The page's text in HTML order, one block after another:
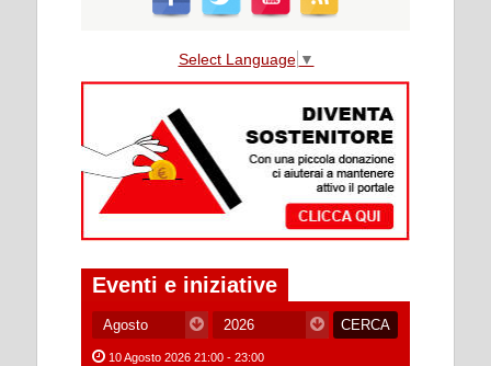
Select Language ▼
Eventi e iniziative
10 Agosto 2026 21:00 - 23:00